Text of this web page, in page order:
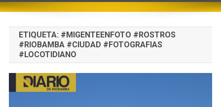
ETIQUETA: #MIGENTEENFOTO #ROSTROS
#RIOBAMBA #CIUDAD #FOTOGRAFIAS
#LOCOTIDIANO